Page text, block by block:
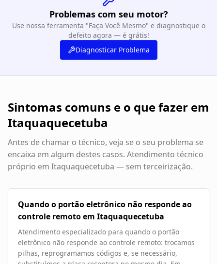
Problemas com seu motor?
Use nossa ferramenta "Faça Você Mesmo" e diagnostique o
defeito agora — é grátis!
Diagnosticar Problema
Sintomas comuns e o que fazer em
Itaquaquecetuba
Antes de chamar o técnico, veja se o seu problema se
encaixa em algum destes casos. Atendimento técnico
próprio em Itaquaquecetuba — sem terceirização.
Quando o portão eletrônico não responde ao
controle remoto em Itaquaquecetuba
Atendimento especializado para quando o portão
eletrônico não responde ao controle remoto: trocamos
pilhas, reprogramamos códigos e, se necessário,